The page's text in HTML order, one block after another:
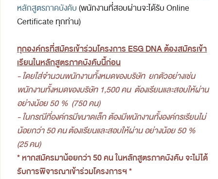
หลักสูตรภาคบังคับ(พนักงานที่สอบผ่านจะได้รับ Online
Certificate ทุกท่าน)
ทุกองค์กรที่สมัครเข้าร่วมโครงการ ESG DNA ต้องสมัครเข้า
เรียนในหลักสูตรภาคบังคับนี้ก่อน
- ใดยใส่จำนวนพนักงานทั้งหมดของบริษัท ยกตัวอย่างเช่น
พนักงานทั้งหมดของบริษัท 1,500 คน ต้องเรียนและสอบให้ผ่าน
อย่างน้อย 50 % (750 คน)
- ในกรณีที่องค์กรมีขนาดเล็ก ต้องมีพนักงานทั้งองค์กรเรียนไม่
น้อยกว่า 50 คน ต้องเรียนและสอบให้ผ่าน อย่างน้อย 50 %
(25 คน)
* หากสมัครมาน้อยกว่า 50 คน ในหลักสูตรภาคบังคับ จะไม่ได้
รับการพิจารณาเข้าร่วมโครงการฯ *